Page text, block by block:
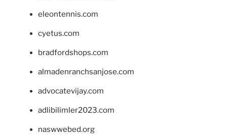
eleontennis.com
cyetus.com
bradfordshops.com
almadenranchsanjose.com
advocatevijay.com
adlibilimler2023.com
naswwebed.org